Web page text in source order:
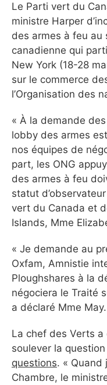
Le Parti vert du
ministre Harper
des armes à feu au
canadienne qui
New York (18-28
sur le commerce
l’Organisation des
« À la demande
lobby des armes
nos équipes de
part, les ONG
des armes à feu
statut
vert du Canada et
Islands, Mme
« Je demande au
Oxfam, Amnistie
Ploughshares à la
négociera le Traité
a déclaré Mme May.
La chef des Verts
soulever la
questions. « Quand
Chambre, le